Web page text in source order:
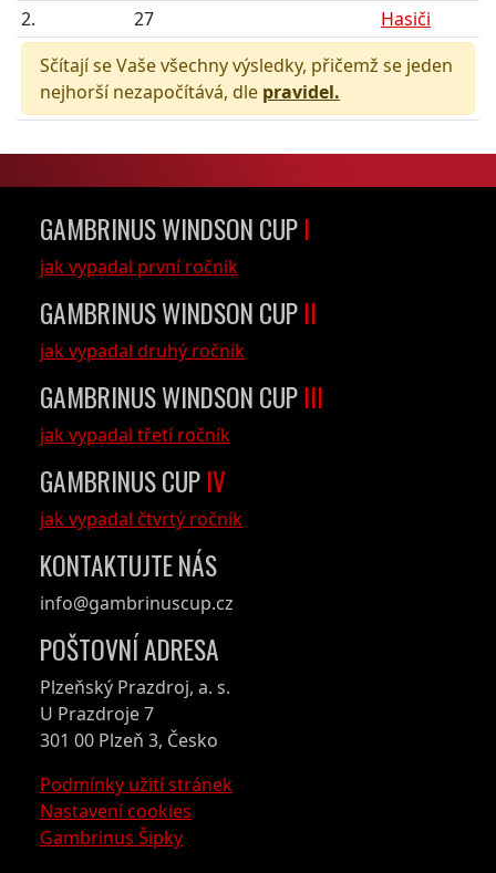
2.
27
Hasiči
Sčítají se Vaše všechny výsledky, přičemž se jeden
nejhorší nezapočítává, dle pravidel.
GAMBRINUS WINDSON CUP I
jak vypadal první ročník
GAMBRINUS WINDSON CUP II
jak vypadal druhý ročník
GAMBRINUS WINDSON CUP III
jak vypadal třetí ročník
GAMBRINUS CUP IV
jak vypadal čtvrtý ročník
KONTAKTUJTE NÁS
info@gambrinuscup.cz
POŠTOVNÍ ADRESA
Plzeňský Prazdroj, a. s.
U Prazdroje 7
301 00 Plzeň 3, Česko
Podmínky užití stránek
Nastavení cookies
Gambrinus Šipky